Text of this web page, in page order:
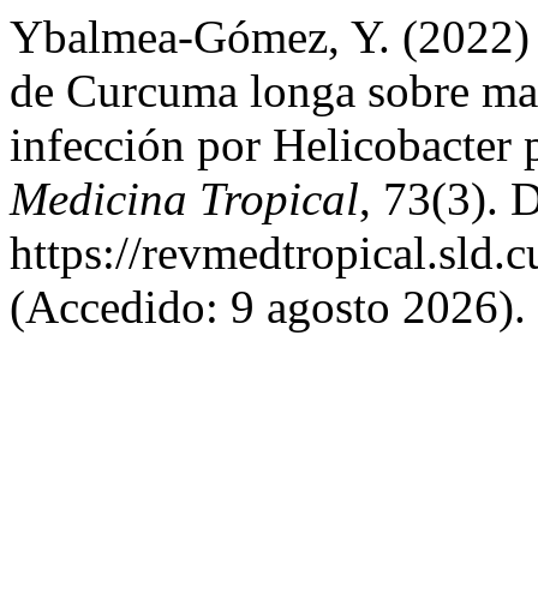
Ybalmea-Gómez, Y.
de Curcuma longa sobre
infección por
Medicina Tropical, 73(3).
https://
(Accedido: 9 agosto 2026).